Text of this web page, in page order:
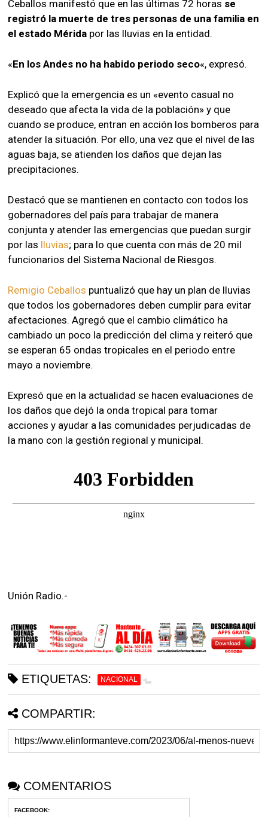
Ceballos manifestó que en las últimas 72 horas se
registró la muerte de tres personas de una familia en
el estado Mérida por las lluvias en la entidad.
«En los Andes no ha habido periodo seco«, expresó.
Explicó que la emergencia es un «evento casual no
deseado que afecta la vida de la población» y que
cuando se produce, entran en acción los bomberos para
atender la situación. Por ello, una vez que el nivel de las
aguas baja, se atienden los daños que dejan las
precipitaciones.
Destacó que se mantienen en contacto con todos los
gobernadores del país para trabajar de manera
conjunta y atender las emergencias que puedan surgir
por las lluvias; para lo que cuenta con más de 20 mil
funcionarios del Sistema Nacional de Riesgos.
Remigio Ceballos puntualizó que hay un plan de lluvias
que todos los gobernadores deben cumplir para evitar
afectaciones. Agregó que el cambio climático ha
cambiado un poco la predicción del clima y reiteró que
se esperan 65 ondas tropicales en el periodo entre
mayo a noviembre.
Expresó que en la actualidad se hacen evaluaciones de
los daños que dejó la onda tropical para tomar
acciones y ayudar a las comunidades perjudicadas de
la mano con la gestión regional y municipal.
Unión Radio.-
ETIQUETAS: NACIONAL
COMPARTIR:
COMENTARIOS
FACEBOOK: